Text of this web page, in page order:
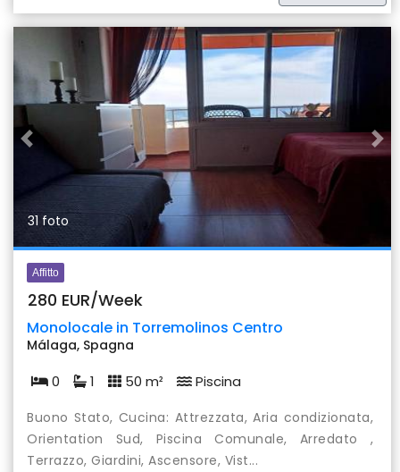
Previous
31 foto
Affitto
280 EUR/Week
Monolocale in Torremolinos Centro
Málaga, Spagna
0 1 50 m² Piscina
Buono Stato, Cucina: Attrezzata, Aria condizionata,
Orientation Sud, Piscina Comunale, Arredato ,
Terrazzo, Giardini, Ascensore, Vist...